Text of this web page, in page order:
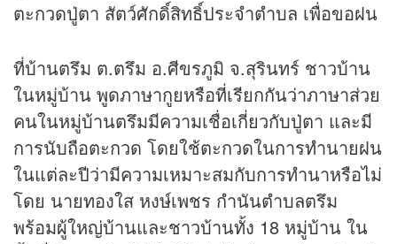
ตะกวดปู่ตา สัตว์ศักดิ์สิทธิ์ประจำตำบล เพื่อขอฝน
ที่บ้านตรึม ต.ตรึม อ.ศีขรภูมิ จ.สุรินทร์ ชาวบ้าน
ในหมู่บ้าน พูดภาษากูยหรือที่เรียกกันว่าภาษาส่วย
คนในหมู่บ้านตรึมมีความเชื่อเกี่ยวกับปู่ตา และมี
การนับถือตะกวด โดยใช้ตะกวดในการทำนายฝน
ในแต่ละปีว่ามีความเหมาะสมกับการทำนาหรือไม่
โดย นายทองใส หงษ์เพชร กำนันตำบลตรึม
พร้อมผู้ใหญ่บ้านและชาวบ้านทั้ง 18 หมู่บ้าน ใน